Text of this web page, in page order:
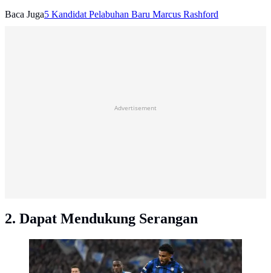
Baca Juga5 Kandidat Pelabuhan Baru Marcus Rashford
Advertisement
2. Dapat Mendukung Serangan